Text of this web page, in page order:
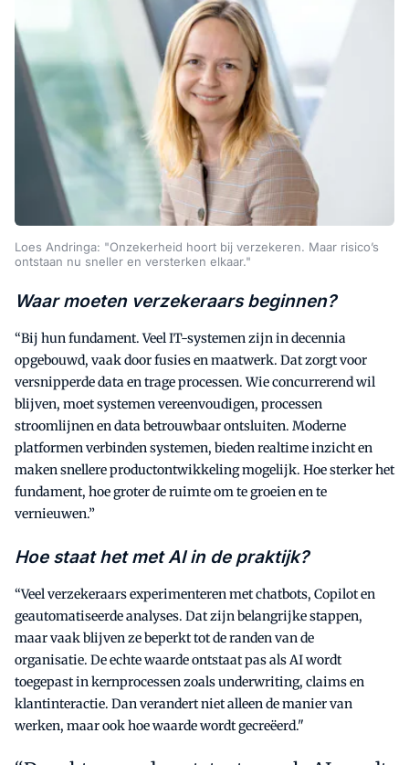
Loes Andringa: "Onzekerheid hoort bij verzekeren. Maar risico’s
ontstaan nu sneller en versterken elkaar."
Waar moeten verzekeraars beginnen?
“Bij hun fundament. Veel IT-systemen zijn in decennia
opgebouwd, vaak door fusies en maatwerk. Dat zorgt voor
versnipperde data en trage processen. Wie concurrerend wil
blijven, moet systemen vereenvoudigen, processen
stroomlijnen en data betrouwbaar ontsluiten. Moderne
platformen verbinden systemen, bieden realtime inzicht en
maken snellere productontwikkeling mogelijk. Hoe sterker het
fundament, hoe groter de ruimte om te groeien en te
vernieuwen.”
Hoe staat het met AI in de praktijk?
“Veel verzekeraars experimenteren met chatbots, Copilot en
geautomatiseerde analyses. Dat zijn belangrijke stappen,
maar vaak blijven ze beperkt tot de randen van de
organisatie. De echte waarde ontstaat pas als AI wordt
toegepast in kernprocessen zoals underwriting, claims en
klantinteractie. Dan verandert niet alleen de manier van
werken, maar ook hoe waarde wordt gecreëerd."